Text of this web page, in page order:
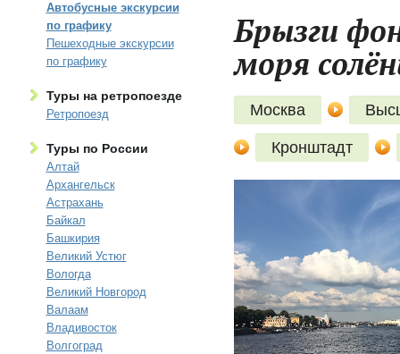
Автобусные экскурсии
по графику
Пешеходные экскурсии
по графику
Туры на ретропоезде
Ретропоезд
Туры по России
Алтай
Архангельск
Астрахань
Байкал
Башкирия
Великий Устюг
Вологда
Великий Новгород
Валаам
Владивосток
Волгоград
Брызги
моря
Москва
Кронштадт